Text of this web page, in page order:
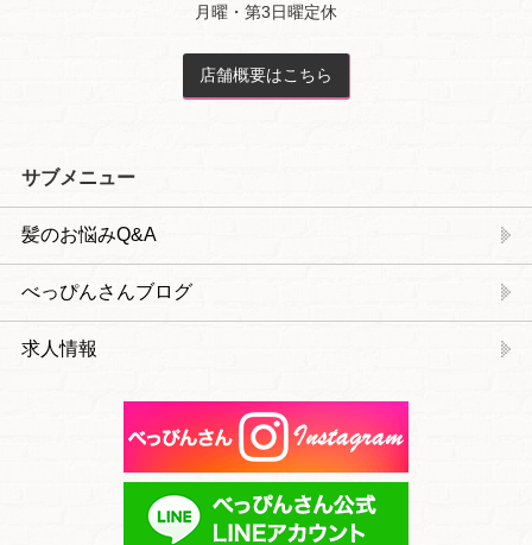
月曜・第3日曜定休
店舗概要はこちら
サブメニュー
髪のお悩みQ&A
べっぴんさんブログ
求人情報